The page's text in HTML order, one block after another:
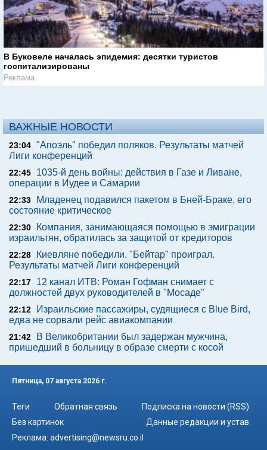
В Буковеле началась эпидемия: десятки туристов
госпитализированы
Реклама
ВАЖНЫЕ НОВОСТИ
23:04 "Апоэль" победил поляков. Результаты матчей
Лиги конференций
22:45
1035-й день войны: действия в Газе и Ливане,
операции в Иудее и Самарии
22:33
Младенец подавился пакетом в Бней-Браке, его
состояние критическое
22:30
Компания, занимающаяся помощью в эмиграции
израильтян, обратилась за защитой от кредиторов
22:28
Киевляне победили. "Бейтар" проиграл.
Результаты матчей Лиги конференций
22:17
12 канал ИТВ: Роман Гофман снимает с
должностей двух руководителей в "Мосаде"
22:12
Израильские пассажиры, судящиеся с Blue Bird,
едва не сорвали рейс авиакомпании
21:42
В Великобритании был задержан мужчина,
пришедший в больницу в образе смерти с косой
Пятница, 07 августа 2026 г.
Теги Обратная связь
Подписка на новости (RSS)
Без картинок
Данные редакции и устав
Реклама: advertising@newsru.co.il